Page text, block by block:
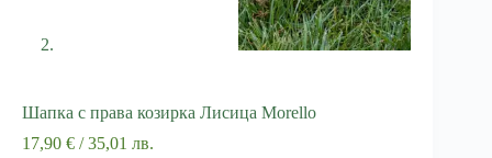
Шапка с права козирка Лисица Morello
17,90 € / 35,01 лв.